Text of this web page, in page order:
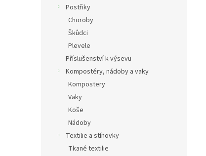
Postřiky
Choroby
Škůdci
Plevele
Příslušenství k výsevu
Kompostéry, nádoby a vaky
Kompostery
Vaky
Koše
Nádoby
Textilie a stínovky
Tkané textilie